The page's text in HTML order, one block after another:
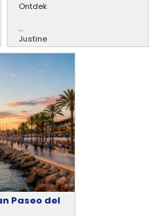
Ontdek
...
Justine
Paseo del